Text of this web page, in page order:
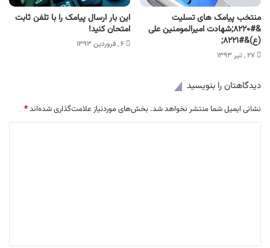
منتخب پیامک های تسلیت
&#۸۲۲۰;شهادت امیرالمومنین علی
(ع)&#۸۲۲۱;
۲۷ , تیر ۱۳۹۳
این بار ارسال پیامک را با تلفن ثابت
امتحان کنید!
۶ , فروردین ۱۳۹۳
دیدگاهتان را بنویسید
نشانی ایمیل شما منتشر نخواهد شد. بخش‌های موردنیاز علامت‌گذاری شده‌اند*